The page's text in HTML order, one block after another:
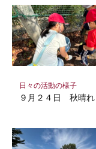
マ
ー
ク
に
日々の活動の様子
９月２４日 秋晴れ